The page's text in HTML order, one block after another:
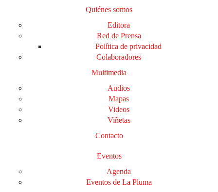
Quiénes somos
Editora
Red de Prensa
Política de privacidad
Colaboradores
Multimedia
Audios
Mapas
Videos
Viñetas
Contacto
Eventos
Agenda
Eventos de La Pluma